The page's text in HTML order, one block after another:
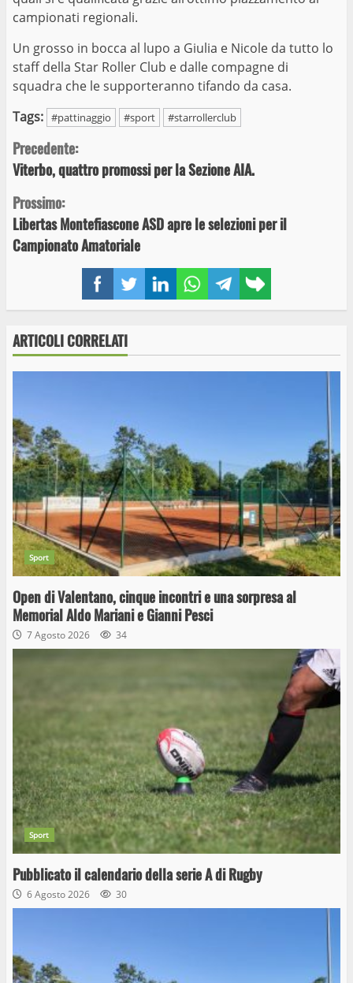
FacebookTwitterLinkedInWhatsAppTelegram
link
campionati regionali.
Un grosso in bocca al lupo a Giulia e Nicole da tutto lo
staff della Star Roller Club e dalle compagne di
squadra che le supporteranno tifando da casa.
Tags: #pattinaggio #sport #starrollerclub
Continue
Reading
Precedente:
Viterbo, quattro promossi per la Sezione AIA.
Prossimo:
Libertas Montefiascone ASD apre le selezioni per il
Campionato Amatoriale
ARTICOLI CORRELATI
Sport
Open di Valentano, cinque incontri e una sorpresa al
Memorial Aldo Mariani e Gianni Pesci
7 Agosto 2026 34
Sport
Pubblicato il calendario della serie A di Rugby
6 Agosto 2026 30